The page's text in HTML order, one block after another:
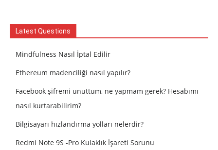
Latest Questions
Mindfulness Nasıl İptal Edilir
Ethereum madenciliği nasıl yapılır?
Facebook şifremi unuttum, ne yapmam gerek? Hesabımı
nasıl kurtarabilirim?
Bilgisayarı hızlandırma yolları nelerdir?
Redmi Note 9S -Pro Kulaklık İşareti Sorunu